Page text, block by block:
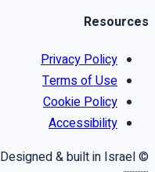
Resources
Privacy Policy
Terms of Use
Cookie Policy
Accessibility
© JobsSeek. All rights reserved.
Designed & built in Israel